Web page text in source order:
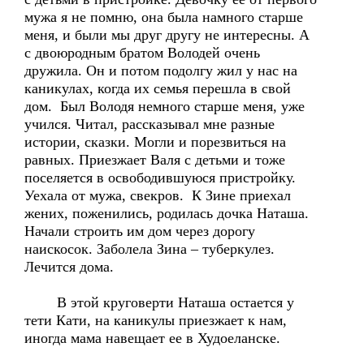
мужа я не помню, она была намного старше
меня, и были мы друг другу не интересны. А
с двоюродным братом Володей очень
дружила. Он и потом подолгу жил у нас на
каникулах, когда их семья перешла в свой
дом. Был Володя немного старше меня, уже
учился. Читал, рассказывал мне разные
истории, сказки. Могли и порезвиться на
равных. Приезжает Валя с детьми и тоже
поселяется в освободившуюся пристройку.
Уехала от мужа, свекров. К Зине приехал
жених, поженились, родилась дочка Наташа.
Начали строить им дом через дорогу
наискосок. Заболела Зина – туберкулез.
Лечится дома.
В этой круговерти Наташа остается у
тети Кати, на каникулы приезжает к нам,
иногда мама навещает ее в Худоеланске.